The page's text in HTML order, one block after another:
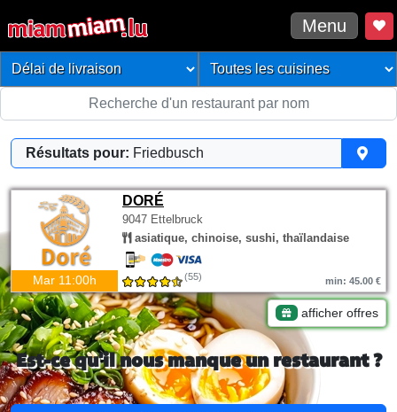
Menu
Résultats pour: Friedbusch
DORÉ
9047 Ettelbruck
asiatique, chinoise, sushi, thaïlandaise
Mar 11:00h (55) min: 45.00 €
afficher offres
Est-ce qu'il nous manque un restaurant ?